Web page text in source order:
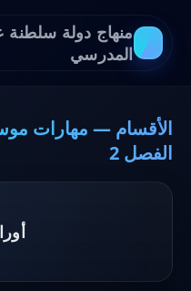
منهاج دولة سلطنة
المدرسي
الأقسام — مهارات
الفصل 2